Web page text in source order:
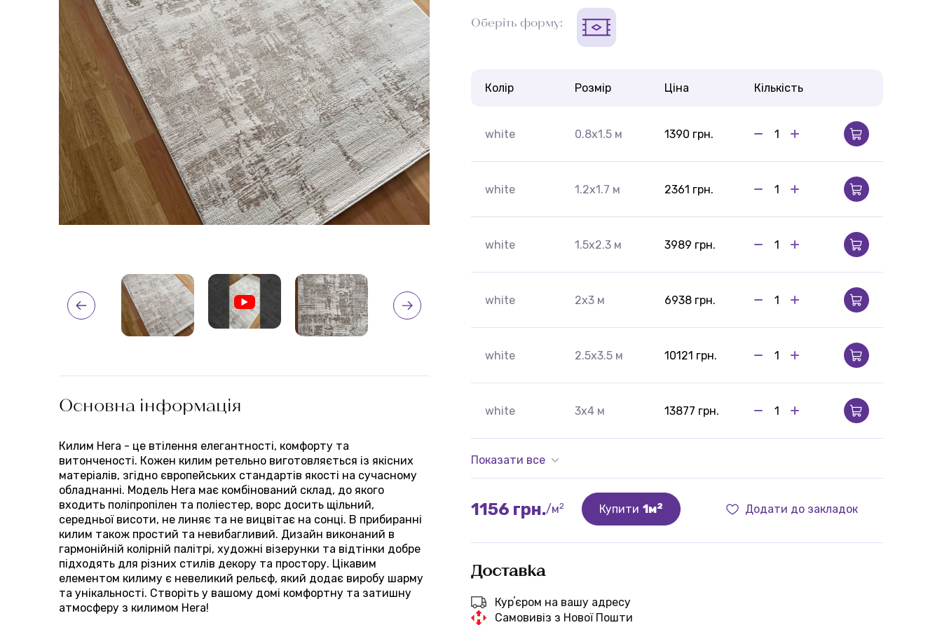
Основна інформація
Килим Hera - це втілення елегантності, комфорту та
витонченості. Кожен килим ретельно виготовляється із якісних
матеріалів, згідно європейських стандартів якості на сучасному
обладнанні. Модель Hera має комбінований склад, до якого
входить поліпропілен та поліестер, ворс досить щільний,
середньої висоти, не линяє та не вицвітає на сонці. В прибиранні
килим також простий та невибагливий. Дизайн виконаний в
гармонійній колірній палітрі, художні візерунки та відтінки добре
підходять для різних стилів декору та простору. Цікавим
елементом килиму є невеликий рельєф, який додає виробу шарму
та унікальності. Створіть у вашому домі комфортну та затишну
атмосферу з килимом Hera!
Оберіть форму:
Колір Розмір Ціна Кількість
white 0.8x1.5 м 1390 грн.
white 1.2x1.7 м 2361 грн.
white 1.5х2.3 м 3989 грн.
white 2х3 м 6938 грн.
white 2.5х3.5 м 10121 грн.
white 3х4 м 13877 грн.
Показати все
1156 грн./м2 Купити 1м2 Додати до закладок
Доставка
Курʼєром на вашу адресу
Самовивіз з Нової Пошти